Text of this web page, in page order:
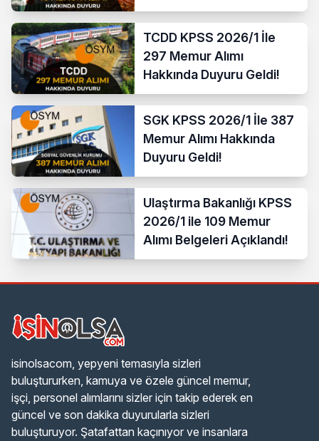
TCDD KPSS 2026/1 İle
297 Memur Alımı
Hakkında Duyuru Geldi!
SGK KPSS 2026/1 İle 387
Memur Alımı Hakkında
Duyuru Geldi!
Ulaştırma Bakanlığı KPSS
2026/1 ile 109 Memur
Alımı Belgeleri Açıklandı!
isinolsacom, yepyeni temasıyla sizleri
buluştururken, kamuya ve özele güncel memur,
işçi, personel alımlarını sizler için takip ederek en
güncel ve son dakika duyurularla sizleri
buluşturuyor. Şatafattan kaçınıyor ve insanlara